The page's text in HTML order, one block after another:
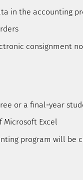
in the accounting
consignment
or a final-year
Excel
program will be